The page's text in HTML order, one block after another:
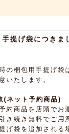
テリー
6個入
最近見たお菓子
手提げ袋につきま
の梱包用手提げ袋
いたします。
(ネット予約商品)
約商品を店頭でお
き続き無料でご用
げ袋を追加される